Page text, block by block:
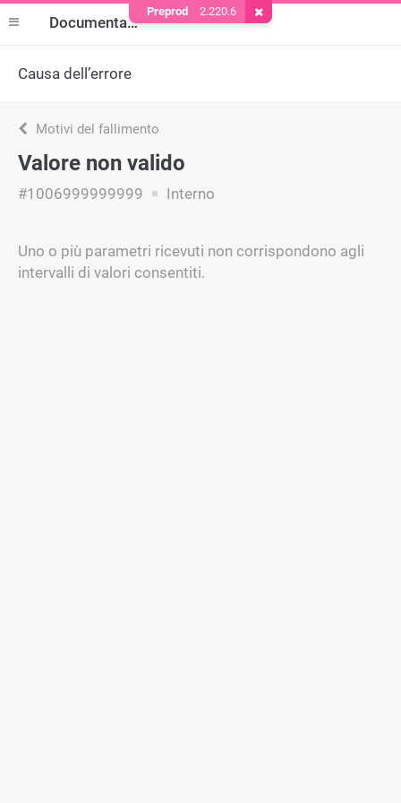
Documentazione
Causa dell’errore
Motivi del fallimento
Valore non valido
#1006999999999 Interno
Uno o più parametri ricevuti non corrispondono agli
intervalli di valori consentiti.
Preprod 2.220.6 Rimuovere il cookie